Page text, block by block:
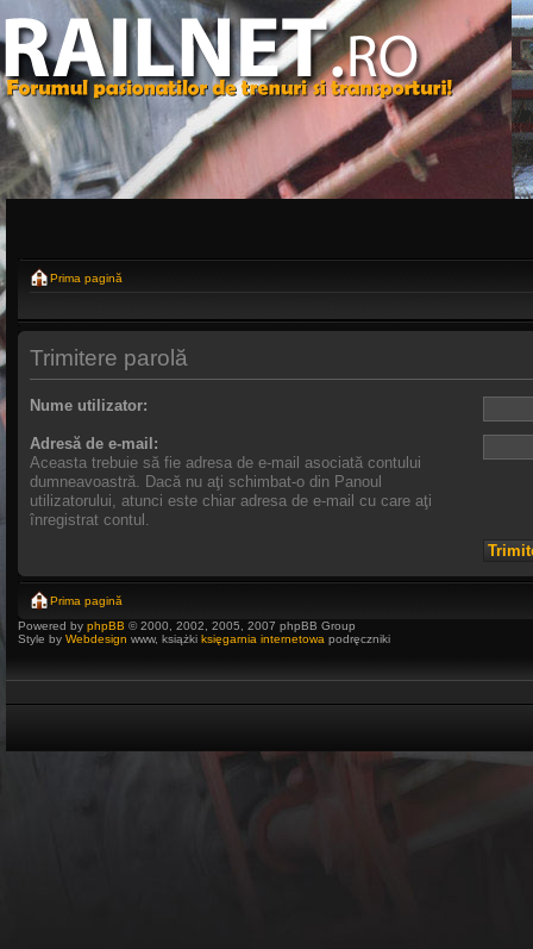
Prima pagină
Trimitere parolă
Nume utilizator:
Adresă de e-mail:
Aceasta trebuie să fie adresa de e-mail asociată contului
dumneavoastră. Dacă nu aţi schimbat-o din Panoul
utilizatorului, atunci este chiar adresa de e-mail cu care aţi
înregistrat contul.
Prima pagină
Powered by phpBB © 2000, 2002, 2005, 2007 phpBB Group
Style by Webdesign www, książki księgarnia internetowa podręczniki